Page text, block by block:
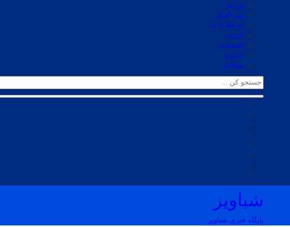
ورزش
بین الملل
ارتباط با ما
انرژی
اقتصادی
جامعه
مقالات
شباویز
پایگاه خبری شباویز